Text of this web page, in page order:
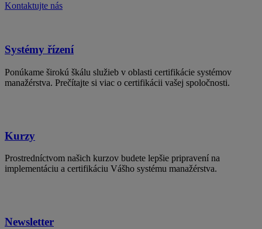
Kontaktujte nás
Systémy řízení
Ponúkame širokú škálu služieb v oblasti certifikácie systémov
manažérstva. Prečítajte si viac o certifikácii vašej spoločnosti.
Kurzy
Prostredníctvom našich kurzov budete lepšie pripravení na
implementáciu a certifikáciu Vášho systému manažérstva.
Newsletter